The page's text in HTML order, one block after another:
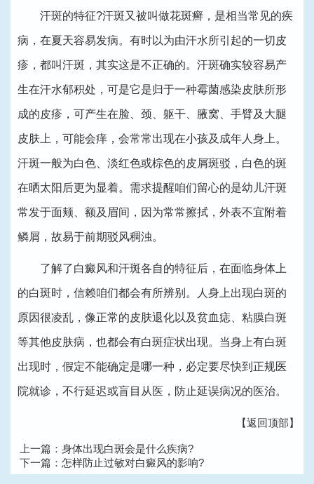
汗斑的特征?汗斑又被叫做花斑癣，是相当常见的疾
病，在夏天容易发病。有时以为由汗水所引起的一切皮
疹，都叫汗斑，其实这是不正确的。汗斑确实较容易产
生在汗水郁积处，可是它是归于一种霉菌感染皮肤所形
成的皮疹，可产生在脸、颈、躯干、腋窝、手臂及大腿
皮肤上，可能会痒，会常常出现在小孩及成年人身上。
汗斑一般为白色、淡红色或棕色的皮屑斑驳，白色的斑
在晒太阳后更为显着。需求提醒咱们留心的是幼儿汗斑
常发于面颊、额及眉间，因为常常擦拭，外表不宜附着
鳞屑，故易于前期驳风稠浊。
了解了白癜风和汗斑各自的特征后，在面临身体上
的白斑时，信赖咱们都会有所辨别。人身上出现白斑的
原因很凌乱，像正常的皮肤退化以及贫血痣、粘膜白斑
等其他皮肤病，也都会有白斑症状出现。当身上有白斑
出现时，假定不能确定是哪一种，必定要尽快到正规医
院就诊，不行延迟或盲目从医，防止延误病况的医治。
【返回顶部】
上一篇： 身体出现白斑会是什么疾病?
下一篇： 怎样防止过敏对白癜风的影响?